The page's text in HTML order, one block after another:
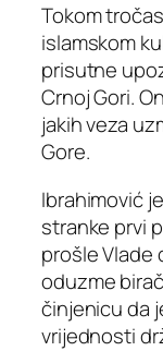
Tokom
islamskom
prisutne
Crnoj Gori.
jakih veza
Gore.
Ibrahimović
stranke prvi
prošle Vlade
oduzme
činjenicu da
vrijednosti